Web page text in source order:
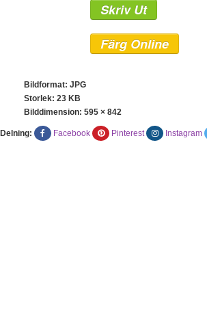
Skriv Ut
Färg Online
Bildformat: JPG
Storlek: 23 KB
Bilddimension: 595 × 842
Delning: Facebook Pinterest Instagram